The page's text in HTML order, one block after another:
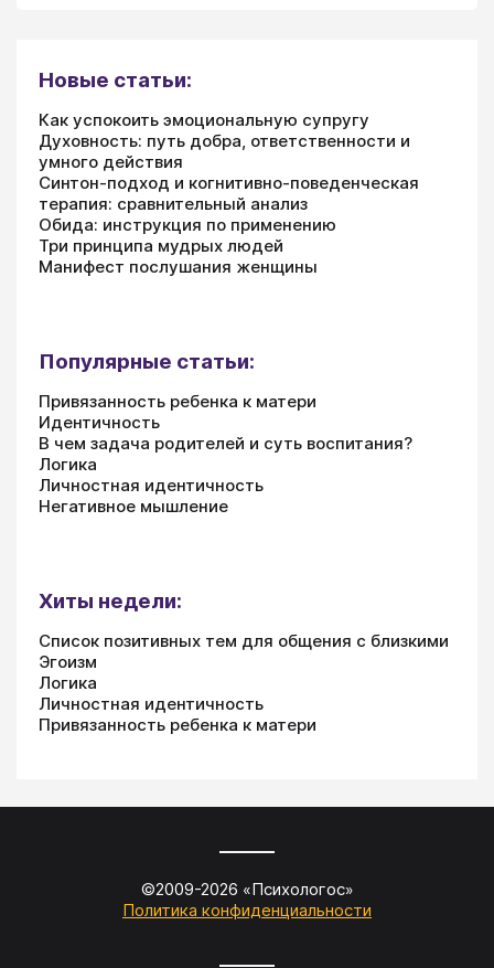
Новые статьи:
Как успокоить эмоциональную супругу
Духовность: путь добра, ответственности и
умного действия
Синтон-подход и когнитивно-поведенческая
терапия: сравнительный анализ
Обида: инструкция по применению
Три принципа мудрых людей
Манифест послушания женщины
Популярные статьи:
Привязанность ребенка к матери
Идентичность
В чем задача родителей и суть воспитания?
Логика
Личностная идентичность
Негативное мышление
Хиты недели:
Список позитивных тем для общения с близкими
Эгоизм
Логика
Личностная идентичность
Привязанность ребенка к матери
©2009-2026 «Психологос»
Политика конфиденциальности